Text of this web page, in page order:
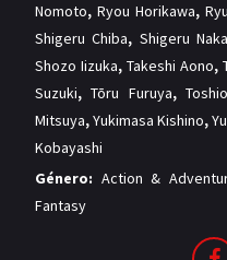
Nomoto, Ryou Horikawa,
Shigeru Chiba, Shigeru
Shozo Iizuka, Takeshi Aono,
Suzuki,Tōru Furuya,
Mitsuya,Yukimasa Kishino,
Kobayashi
Género: Action &
Fantasy